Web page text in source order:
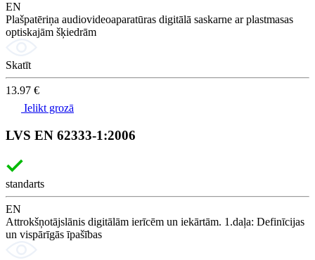
EN
Plašpatēriņa audiovideoaparatūras digitālā saskarne ar plastmasas
optiskajām šķiedrām
Skatīt
13.97 €
Ielikt grozā
LVS EN 62333-1:2006
standarts
EN
Attrokšņotājslānis digitālām ierīcēm un iekārtām. 1.daļa: Definīcijas
un vispārīgās īpašības